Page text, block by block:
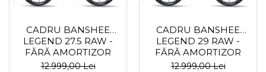
CADRU BANSHEE
LEGEND 27.5 RAW -
FĂRĂ AMORTIZOR
12.999,00 Lei
CADRU BANSHEE
LEGEND 29 RAW -
FĂRĂ AMORTIZOR
SPATE
12.999,00 Lei